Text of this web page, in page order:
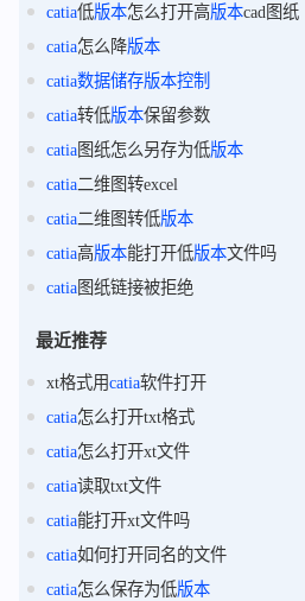
catia低版本怎么打开高版本cad图纸
catia怎么降版本
catia数据储存版本控制
catia转低版本保留参数
catia图纸怎么另存为低版本
catia二维图转excel
catia二维图转低版本
catia高版本能打开低版本文件吗
catia图纸链接被拒绝
最近推荐
xt格式用catia软件打开
catia怎么打开txt格式
catia怎么打开xt文件
catia读取txt文件
catia能打开xt文件吗
catia如何打开同名的文件
catia怎么保存为低版本